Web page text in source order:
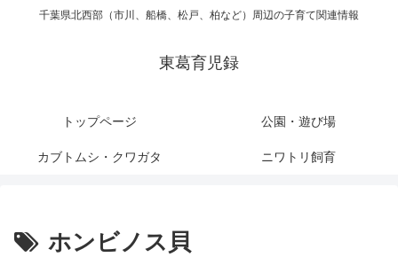
千葉県北西部（市川、船橋、松戸、柏など）周辺の子育て関連情報
東葛育児録
トップページ 公園・遊び場
カブトムシ・クワガタ ニワトリ飼育
ホンビノス貝